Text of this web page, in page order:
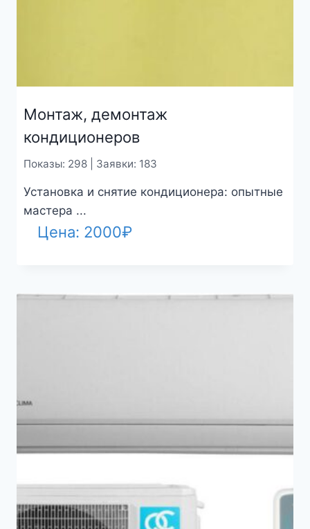
Монтаж, демонтаж
кондиционеров
Показы: 298 | Заявки: 183
Установка и снятие кондиционера: опытные
мастера ...
Цена: 2000₽